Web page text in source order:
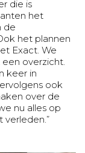
die is
het
de
het plannen
Exact. We
overzicht.
keer in
ook
over de
nu alles op